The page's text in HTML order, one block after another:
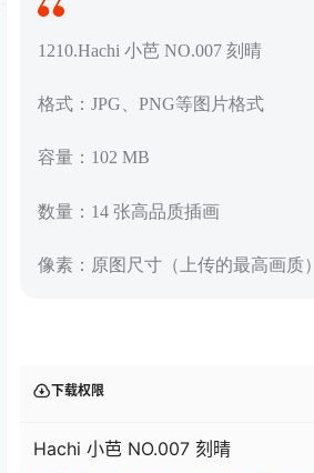
1210.Hachi 小芭 NO.007 刻晴
格式：JPG、PNG等图片格式
容量：102 MB
数量：14 张高品质插画
像素：原图尺寸（上传的最高画质）
下载权限
Hachi 小芭 NO.007 刻晴